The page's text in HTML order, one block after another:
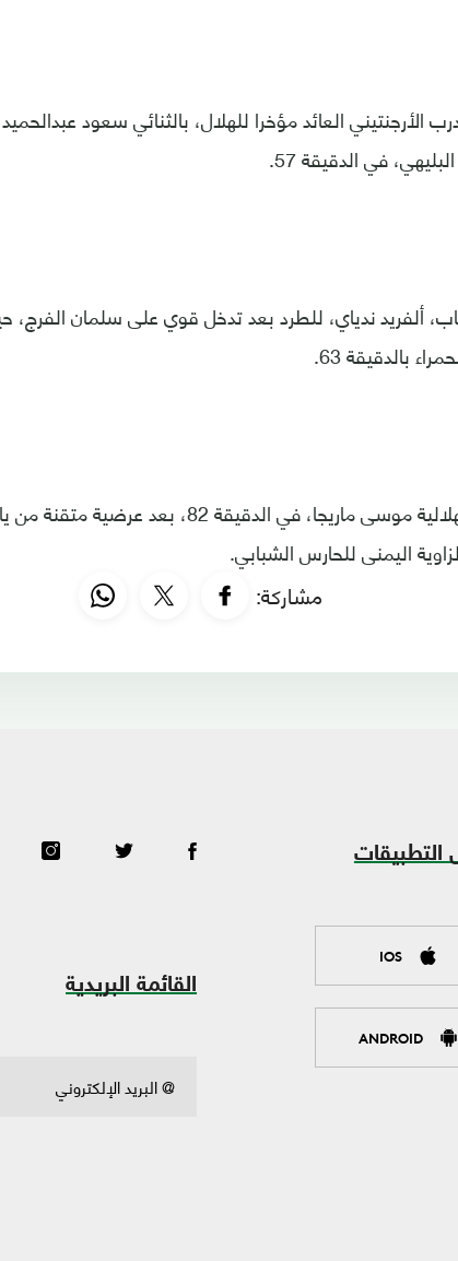
الأرجنتيني العائد مؤخرا للهلال، بالثنائي سعود
في الدقيقة 57.
ألفريد ندياي، للطرد بعد تدخل قوي على سلمان
بالدقيقة 63.
وأكمل الخماسية الهلالية موسى ماريجا، في
اليمنى للحارس الشبابي.
مشاركة:
التطبيقات
IOS
ANDROID
القائمة البريدية